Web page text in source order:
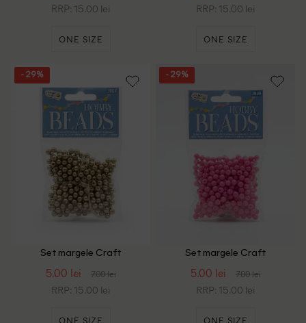
RRP: 15.00 lei
ONE SIZE
RRP: 15.00 lei
ONE SIZE
- 29%
Set margele Craft
5.00 lei 7.00 lei
RRP: 15.00 lei
ONE SIZE
- 29%
Set margele Craft
5.00 lei 7.00 lei
RRP: 15.00 lei
ONE SIZE